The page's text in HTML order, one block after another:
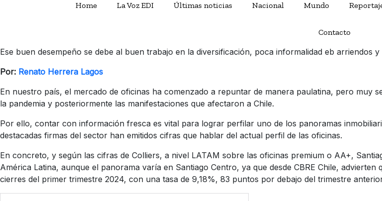
Home La Voz EDI Últimas noticias Nacional Mundo
Contacto
Ese buen desempeño se debe al buen trabajo en la diversificación, poca informalidad eb arriendos y
Por: Renato Herrera Lagos
En nuestro país, el mercado de oficinas ha comenzado a repuntar de manera paulatina, pero muy
la pandemia y posteriormente las manifestaciones que afectaron a Chile.
Por ello, contar con información fresca es vital para lograr perfilar uno de los panoramas
destacadas firmas del sector han emitidos cifras que hablar del actual perfil de las oficinas.
En concreto, y según las cifras de Colliers, a nivel LATAM sobre las oficinas premium o AA+,
América Latina, aunque el panorama varía en Santiago Centro, ya que desde CBRE Chile,
cierres del primer trimestre 2024, con una tasa de 9,18%, 83 puntos por debajo del trimestre